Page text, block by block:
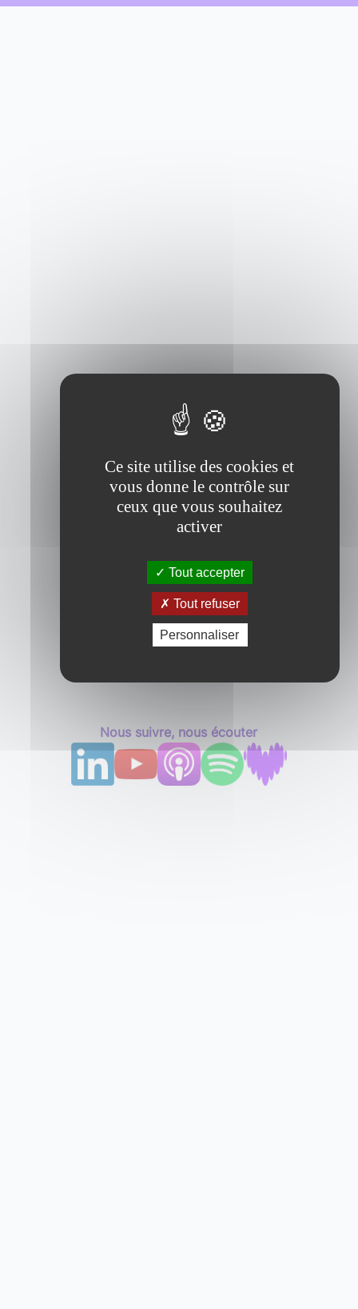
Nous suivre, nous écouter
Ce site utilise des cookies et
vous donne le contrôle sur
ceux que vous souhaitez
activer
Tout accepter
Tout refuser
Personnaliser